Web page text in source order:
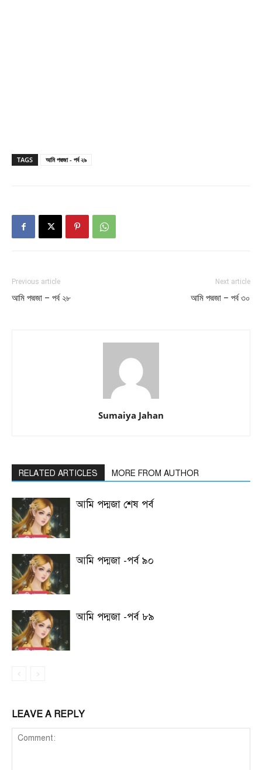
TAGS আমি পদ্মজা - পর্ব ২৯
Previous article
আমি পদ্মজা – পর্ব ২৮
Next article
আমি পদ্মজা – পর্ব ৩০
Sumaiya Jahan
RELATED ARTICLES MORE FROM AUTHOR
আমি পদ্মজা শেষ পর্ব
আমি পদ্মজা -পর্ব ৯০
আমি পদ্মজা -পর্ব ৮৯
LEAVE A REPLY